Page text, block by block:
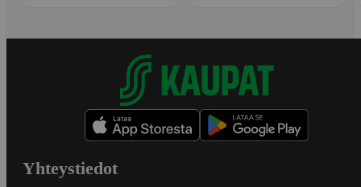
Yhteystiedot